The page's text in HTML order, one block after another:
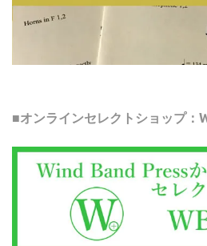
■オンラインセレクトショップ：